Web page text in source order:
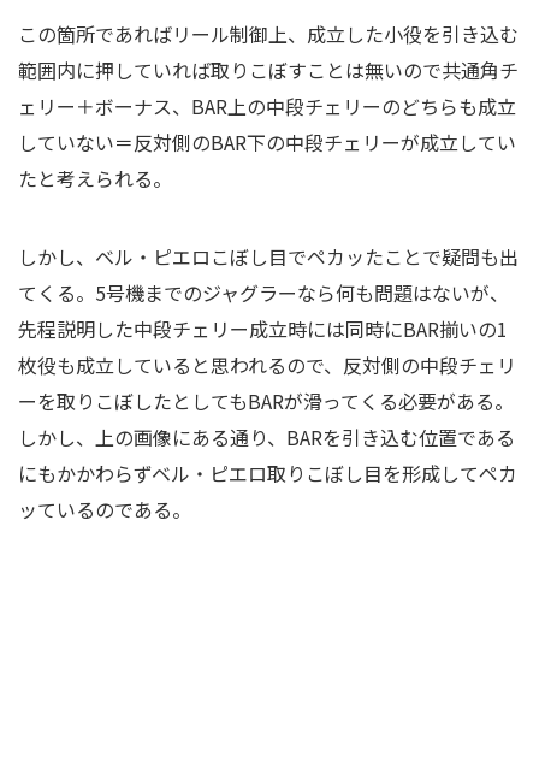
この箇所であればリール制御上、成立した小役を引き込む
範囲内に押していれば取りこぼすことは無いので共通角チ
ェリー＋ボーナス、BAR上の中段チェリーのどちらも成立
していない＝反対側のBAR下の中段チェリーが成立してい
たと考えられる。
しかし、ベル・ピエロこぼし目でペカッたことで疑問も出
てくる。5号機までのジャグラーなら何も問題はないが、
先程説明した中段チェリー成立時には同時にBAR揃いの1
枚役も成立していると思われるので、反対側の中段チェリ
ーを取りこぼしたとしてもBARが滑ってくる必要がある。
しかし、上の画像にある通り、BARを引き込む位置である
にもかかわらずベル・ピエロ取りこぼし目を形成してペカ
ッているのである。